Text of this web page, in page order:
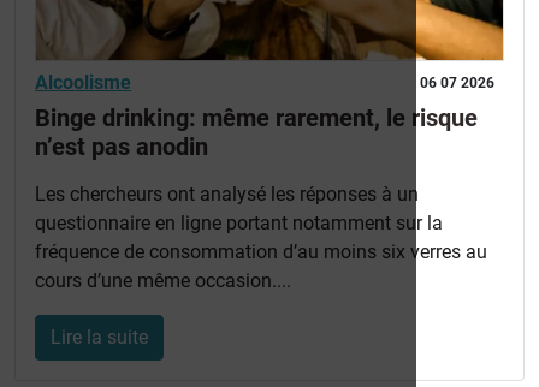
06 07 2026
Alcoolisme
Binge drinking: même rarement, le risque
n’est pas anodin
Les chercheurs ont analysé les réponses à un
questionnaire en ligne portant notamment sur la
fréquence de consommation d’au moins six verres au
cours d’une même occasion....
Lire la suite